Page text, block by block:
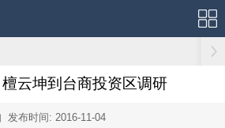
云坤到台商投资区调研
发布时间: 2016-11-04